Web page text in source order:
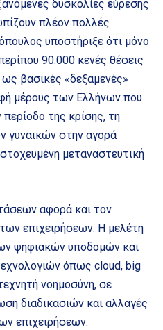
δυσκολίες εύρεσης
πλέον πολλές
υποστήριξε ότι μόνο
90.000 κενές θέσεις
βασικές «δεξαμενές»
μέρους των Ελλήνων που
της κρίσης, τη
γυναικών στην αγορά
μεταναστευτική
αφορά και τον
επιχειρήσεων. Η μελέτη
ψηφιακών υποδομών και
όπως cloud, big
νοημοσύνη, σε
διαδικασιών και αλλαγές
επιχειρήσεων.